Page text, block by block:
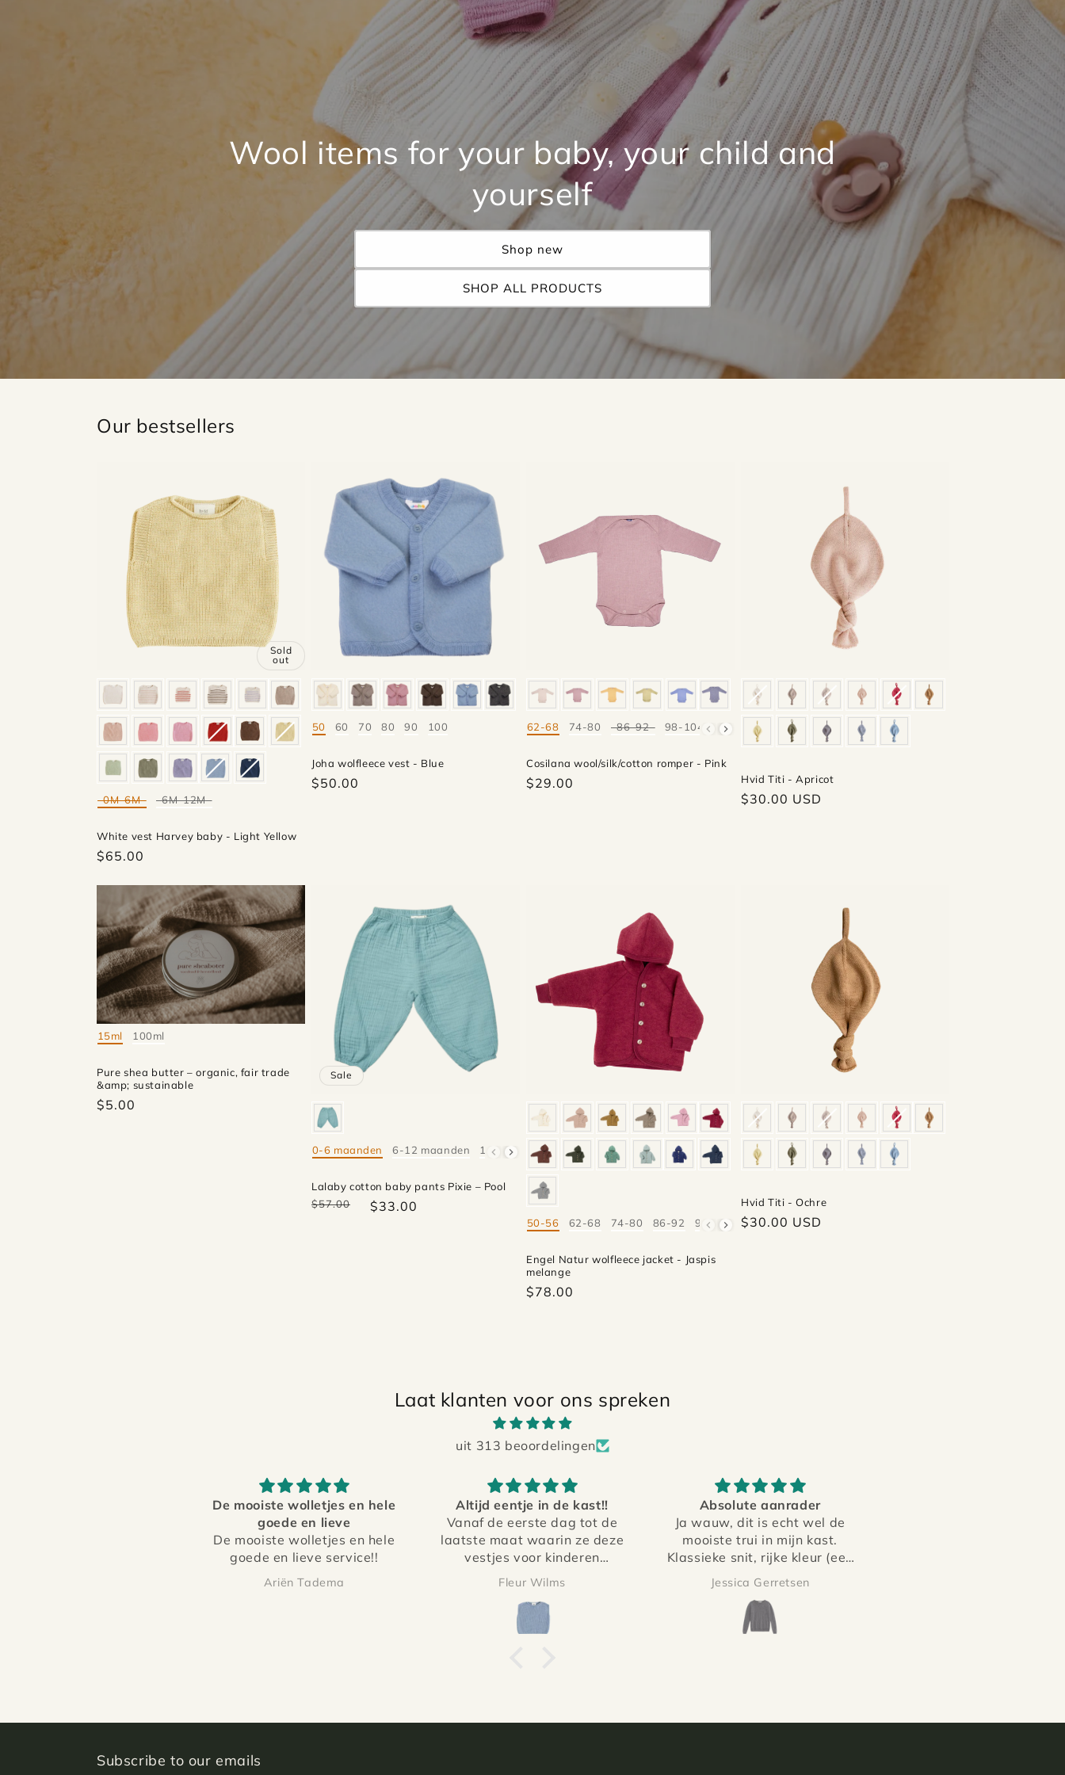
Wool items for your baby, your child and
yourself
Shop new
SHOP ALL PRODUCTS
Our bestsellers
Sold
out
Mate
0M-6M 6M-12M
White vest Harvey baby - Light Yellow
$65.00
Mate
50 60 70 80 90 100
Joha wolfleece vest - Blue
$50.00
Mate
62-68 74-80 86-92 98-104
Cosilana wool/silk/cotton romper - Pink
$29.00 Hvid Titi - Apricot
Regular
$30.00 USD
Mate
15ml 100ml
Pure shea butter – organic, fair trade
&amp; sustainable
$5.00
Sale
Mate
0-6 maanden 6-12 maanden 18-24 maanden
Lalaby cotton baby pants Pixie – Pool
$57.00
$33.00
Mate
50-56 62-68 74-80 86-92 98-104 110-116
Engel Natur wolfleece jacket - Jaspis
melange
$78.00
Hvid Titi - Ochre
Regular
$30.00 USD
Laat klanten voor ons spreken
uit 313 beoordelingen
Altijd eentje in de kast!!
Vanaf de eerste dag tot de
laatste maat waarin ze deze
vestjes voor kinderen
verkopen, zal ik er altijd
Fleur Wilms
Absolute aanrader
Ja wauw, dit is echt wel de
mooiste trui in mijn kast.
Klassieke snit, rijke kleur (een
grijs met variatie die leunt
super zacht. Een absolute
aanrader die sjiek maar ook
Jessica Gerretsen
Perfecte zomerslaapzak
Hele fijne dunne slaapzak,
perfect voor de zomer! De
combinatie van wol/zijde is
super fijn en voelt veel
luchtig, maar toch de
geborgenheid van een
slaapzakje!
Anne
Subscribe to our emails